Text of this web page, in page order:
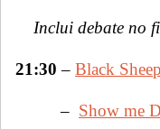
Inclui debate no
21:30 – Black Sheep
– Show me